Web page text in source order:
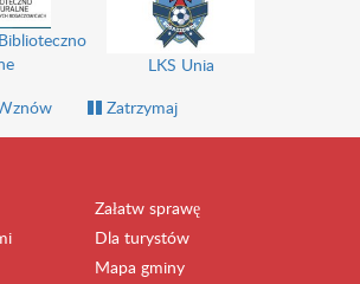
LKS Unia
Zatrzymaj
Załatw sprawę
Dla turystów
Mapa gminy